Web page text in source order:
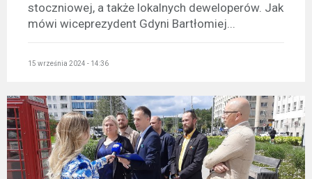
stoczniowej, a także lokalnych deweloperów. Jak
mówi wiceprezydent Gdyni Bartłomiej...
15 września 2024 - 14:36